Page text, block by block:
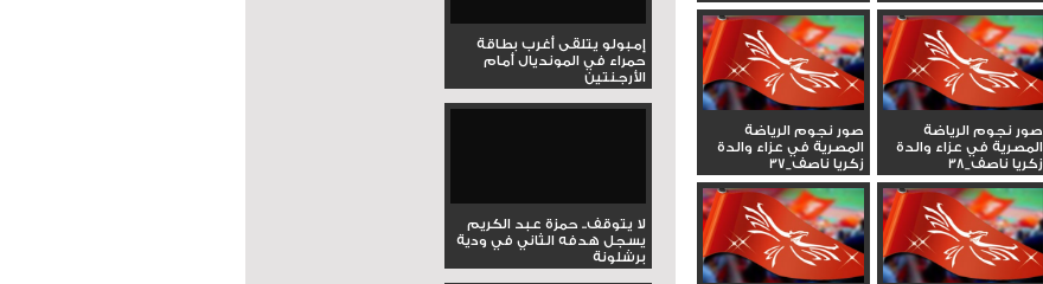
صور نجوم الرياضة
المصرية في عزاء والدة
زكريا ناصف_38
صور نجوم الرياضة
المصرية في عزاء والدة
زكريا ناصف_37
إمبولو يتلقى أغرب بطاقة
حمراء في المونديال أمام
الأرجنتين
لا يتوقف.. حمزة عبد الكريم
يسجل هدفه الثاني في ودية
برشلونة